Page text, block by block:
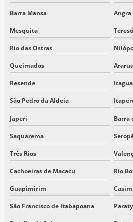
LEVANTAMENTO PLANIMÉTRICO
LEVANTAMENTO TOPOGRÁFICO COM LASER
LEVANTAMENTO TOPOGRÁFICO DRONE
LEVANTAMENTO TOPOGRÁFICO EM SÃO
LEVANTAMENTO TOPOGRÁFICO
SERVIÇOS DE TOPOGRAFIA COM DRONE
SERVIÇOS TOPOGRÁFICOS SP
TOPOGRAFIA COM DRONE
TOPOGRAFIA DRONE AEROFOTOGRAMETRIA
TOPOGRAFIA EM SÃO PAULO
TOPOGRAFIA EMPRESA
Barra Mansa Angra
Mesquita
Rio das Ostras
Queimados
Resende
São Pedro da Aldeia
Japeri Barra
Saquarema
Três Rios
Cachoeiras de Macacu Rio
Guapimirim
São Francisco de Itabapoana Paraty